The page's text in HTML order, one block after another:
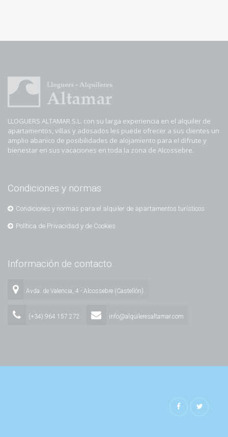
LLOGUERS ALTAMAR S.L. con su larga experiencia en el alquiler de
apartamentos, villas y adosados les puede ofrecer a sus clientes un
amplio abanico de posibilidades de alojamiento para el difrute y
bienestar en sus vacaciones en toda la zona de Alcossebre.
Condiciones y normas
Condiciones y normas para el alquiler de apartamentos turísticos
Política de Privacidad y de Cookies
Información de contacto
Avda. de Valencia, 4 - Alcossebre (Castellón)
(+34) 964 157 272 info@alquileresaltamar.com